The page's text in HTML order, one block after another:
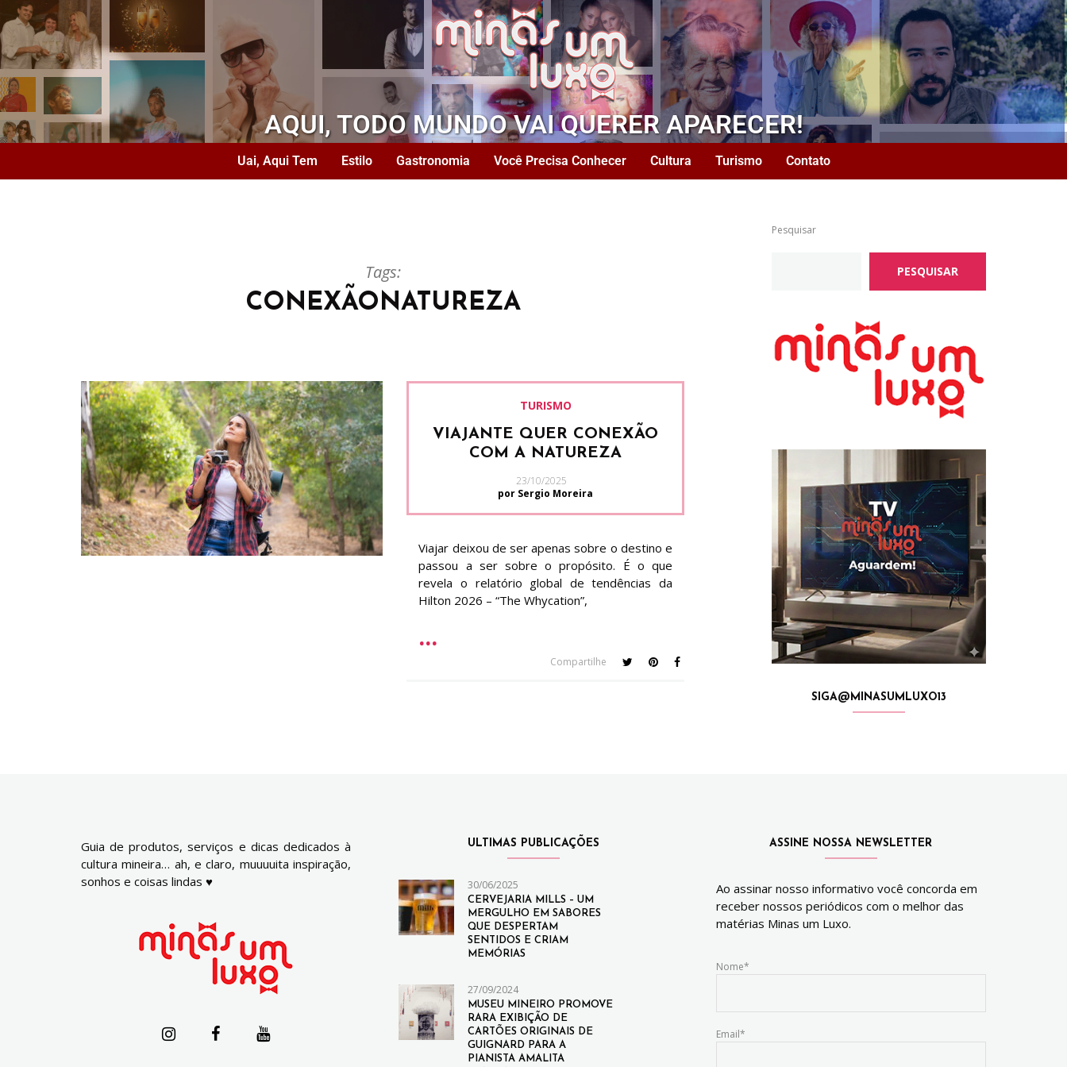
AQUI, TODO MUNDO VAI QUERER APARECER!
Uai, Aqui Tem Estilo Gastronomia Você Precisa Conhecer Cultura Turismo Contato
Tags:
CONEXÃONATUREZA
TURISMO
VIAJANTE QUER CONEXÃO
COM A NATUREZA
23/10/2025
por Sergio Moreira
Viajar deixou de ser apenas sobre o destino e
passou a ser sobre o propósito. É o que
revela o relatório global de tendências da
Hilton 2026 – “The Whycation”,
Compartilhe
Pesquisar
PESQUISAR
SIGA@MINASUMLUXO13
Guia de produtos, serviços e dicas dedicados à
cultura mineira… ah, e claro, muuuuita inspiração,
sonhos e coisas lindas ♥
ULTIMAS PUBLICAÇÕES
30/06/2025
CERVEJARIA MILLS – UM
MERGULHO EM SABORES
QUE DESPERTAM
SENTIDOS E CRIAM
MEMÓRIAS
27/09/2024
MUSEU MINEIRO PROMOVE
RARA EXIBIÇÃO DE
CARTÕES ORIGINAIS DE
GUIGNARD PARA A
PIANISTA AMALITA
ASSINE NOSSA NEWSLETTER
Ao assinar nosso informativo você concorda em
receber nossos periódicos com o melhor das
matérias Minas um Luxo.
Nome*
Email*